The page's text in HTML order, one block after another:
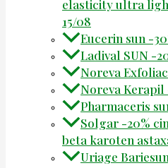
elasticity ultra
15/08
Eucerin sun -
Ladival SUN -
Noreva
Noreva Kerapil
Pharmaceris
Solgar -20%
beta karoten
Uriage